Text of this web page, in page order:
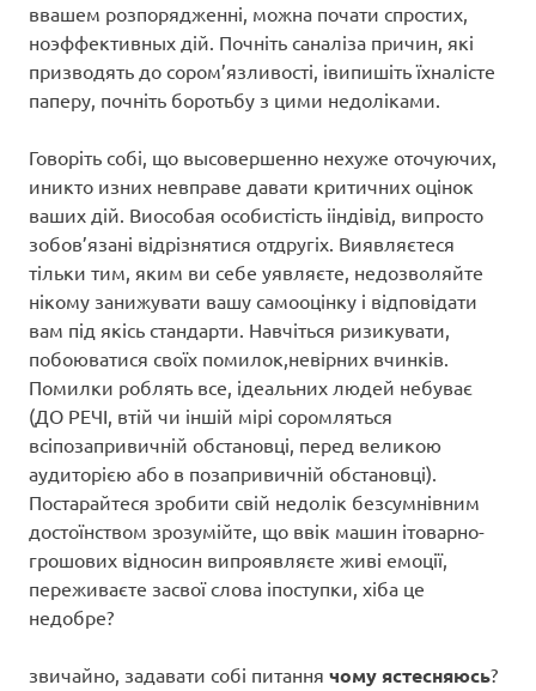
ввашем розпорядженні, можна почати спростих,
ноэффективных дій. Почніть саналіза причин, які
призводять до сором’язливості, івипишіть їхналісте
паперу, почніть боротьбу з цими недоліками.
Говоріть собі, що высовершенно нехуже оточуючих,
иникто изних невправе давати критичних оцінок
ваших дій. Виособая особистість ііндівід, випросто
зобов’язані відрізнятися отдругіх. Виявляєтеся
тільки тим, яким ви себе уявляєте, недозволяйте
нікому занижувати вашу самооцінку і відповідати
вам під якісь стандарти. Навчіться ризикувати,
побоюватися своїх помилок,невірних вчинків.
Помилки роблять все, ідеальних людей небуває
(ДО РЕЧІ, втій чи іншій мірі соромляться
всіпозапривичній обстановці, перед великою
аудиторією або в позапривичній обстановці).
Постарайтеся зробити свій недолік безсумнівним
достоїнством зрозумійте, що ввік машин ітоварно-
грошових відносин випроявляєте живі емоції,
переживаєте засвої слова іпоступки, хіба це
недобре?
звичайно, задавати собі питання чому ястесняюсь?